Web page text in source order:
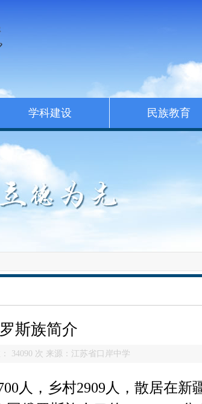
学科建设 民族教育
斯族简介
34090 次 来源：江苏省口岸中学
人，乡村2909 人，散居在新